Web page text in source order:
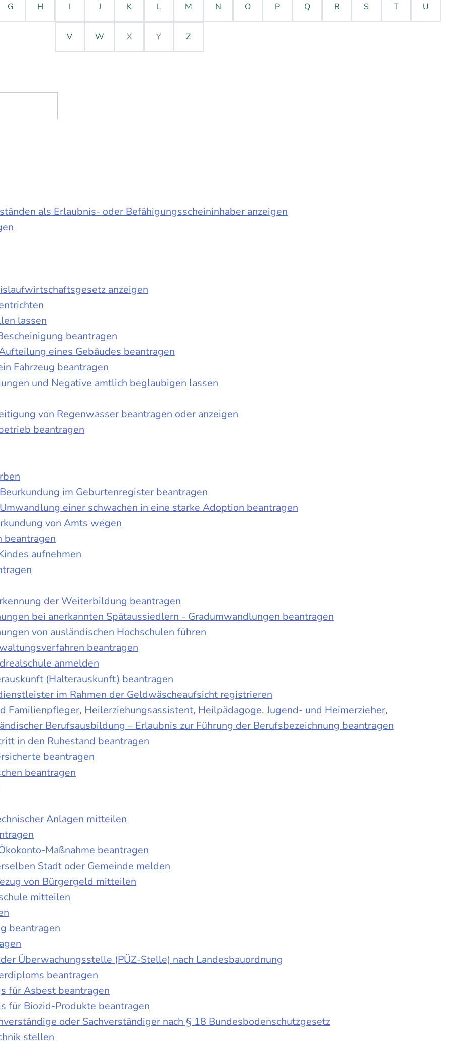
G H I J K L M N O P Q R S T U
V W X Y Z
als Erlaubnis- oder Befähigungsscheininhaber anzeigen
anzeigen
lassen
beantragen
eines Gebäudes beantragen
Fahrzeug beantragen
und Negative amtlich beglaubigen lassen
von Regenwasser beantragen oder anzeigen
beantragen
im Geburtenregister beantragen
einer schwachen in eine starke Adoption beantragen
von Amts wegen
beantragen
aufnehmen
der Weiterbildung beantragen
bei anerkannten Spätaussiedlern - Gradumwandlungen beantragen
von ausländischen Hochschulen führen
beantragen
anmelden
(Halterauskunft) beantragen
im Rahmen der Geldwäscheaufsicht registrieren
Heilerziehungsassistent, Heilpädagoge, Jugend- und Heimerzieher,
Berufsausbildung – Erlaubnis zur Führung der Berufsbezeichnung beantragen
in den Ruhestand beantragen
beantragen
beantragen
Anlagen mitteilen
Maßnahme beantragen
Stadt oder Gemeinde melden
von Bürgergeld mitteilen
mitteilen
beantragen
Überwachungsstelle (PÜZ-Stelle) nach Landesbauordnung
beantragen
für Asbest beantragen
für Biozid-Produkte beantragen
oder Sachverständiger nach § 18 Bundesbodenschutzgesetz
stellen